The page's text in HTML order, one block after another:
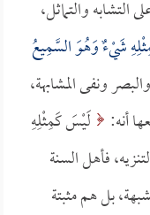
التشابه والتماثل،
شَيْءٌ وَهُوَ السَّمِيعُ
والبصر ونفى المشابهة،
أنه: لَيْسَ كَمِثْلِهِ
التنزيه، فأهل السنة
بل هم مثبتة